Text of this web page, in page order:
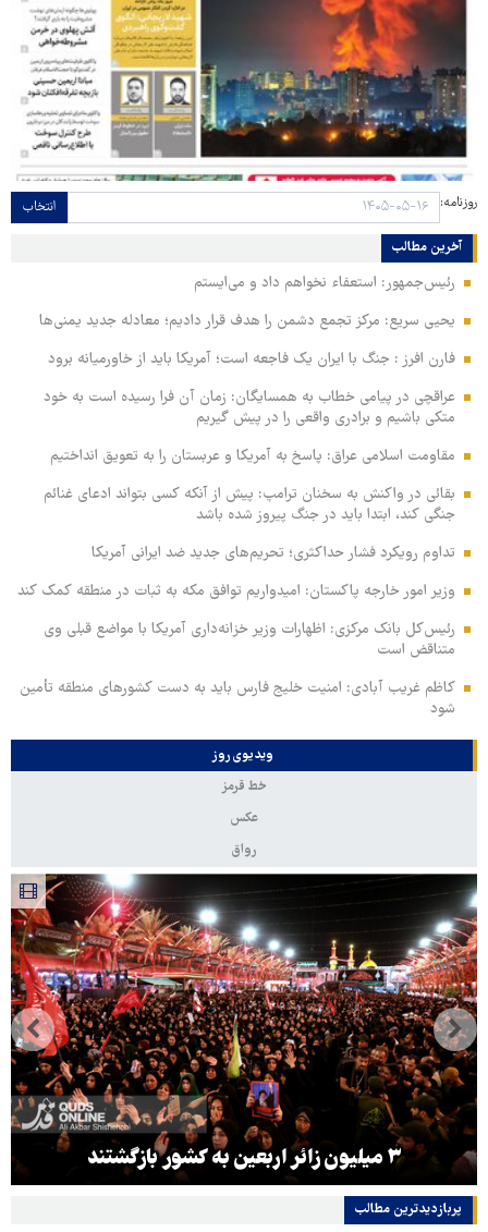
روزنامه: انتخاب
آخرین مطالب
رئیس‌جمهور: استعفاء نخواهم داد و می‌ایستم
یحیی سریع: مرکز تجمع دشمن را هدف قرار دادیم؛ معادله جدید یمنی‌ها
فارن افرز : جنگ با ایران یک فاجعه است؛ آمریکا باید از خاورمیانه برود
عراقچی در پیامی خطاب به همسایگان: زمان آن فرا رسیده است به خود
متکی باشیم و برادری واقعی را در پیش گیریم
مقاومت اسلامی عراق: پاسخ به آمریکا و عربستان را به تعویق انداختیم
بقائی در واکنش به سخنان ترامپ: پیش از آنکه کسی بتواند ادعای غنائم
جنگی کند، ابتدا باید در جنگ پیروز شده باشد
تداوم رویکرد فشار حداکثری؛ تحریم‌های جدید ضد ایرانی آمریکا
وزیر امور خارجه پاکستان: امیدواریم توافق مکه به ثبات در منطقه کمک کند
رئیس‌کل بانک مرکزی: اظهارات وزیر خزانه‌داری آمریکا با مواضع قبلی وی
متناقض است
کاظم غریب آبادی: امنیت خلیج فارس باید به دست کشورهای منطقه تأمین
شود
ویدیوی روز
خط قرمز
عکس
رواق
۳ میلیون زائر اربعین به کشور بازگشتند
پربازدیدترین‌ مطالب